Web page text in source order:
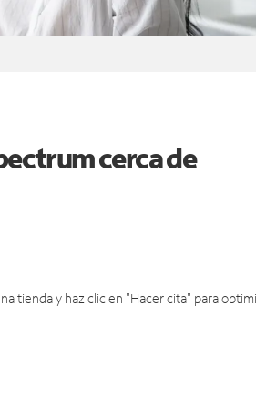
cerca de
tienda y haz clic en "Hacer cita" para